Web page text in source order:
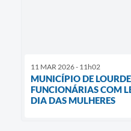
11 MAR 2026 - 11h02
MUNICÍPIO DE
FUNCIONÁRIAS COM
DIA DAS MULHERES